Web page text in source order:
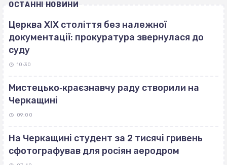
ОСТАННІ НОВИНИ
Церква ХІХ століття без належної
документації: прокуратура звернулася до
суду
10:30
Мистецько‐краєзнавчу раду створили на
Черкащині
09:00
На Черкащині студент за 2 тисячі гривень
сфотографував для росіян аеродром